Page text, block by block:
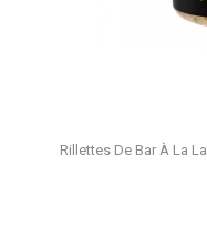
Rillettes De Bar À La